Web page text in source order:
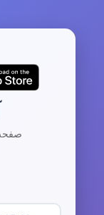
صفحه 1 از 343 | مجموع 3426